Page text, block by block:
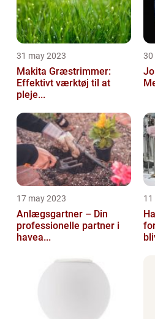
31 may 2023
Makita Græstrimmer:
Effektivt værktøj til at
pleje...
30
17 may 2023
Anlægsgartner – Din
professionelle partner i
havea...
11